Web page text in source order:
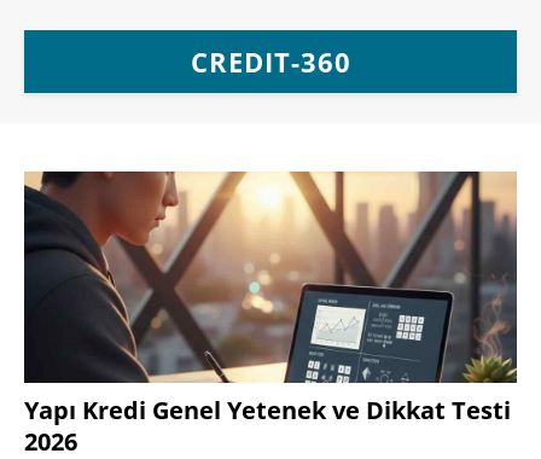
CREDIT-360
Yapı Kredi Genel Yetenek ve Dikkat Testi
2026